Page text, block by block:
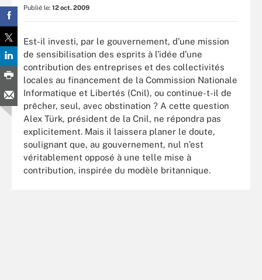
Publié le: 12 oct. 2009
Est-il investi, par le gouvernement, d’une mission
de sensibilisation des esprits à l’idée d’une
contribution des entreprises et des collectivités
locales au financement de la Commission Nationale
Informatique et Libertés (Cnil), ou continue-t-il de
prêcher, seul, avec obstination ? A cette question
Alex Türk, président de la Cnil, ne répondra pas
explicitement. Mais il laissera planer le doute,
soulignant que, au gouvernement, nul n’est
véritablement opposé à une telle mise à
contribution, inspirée du modèle britannique.